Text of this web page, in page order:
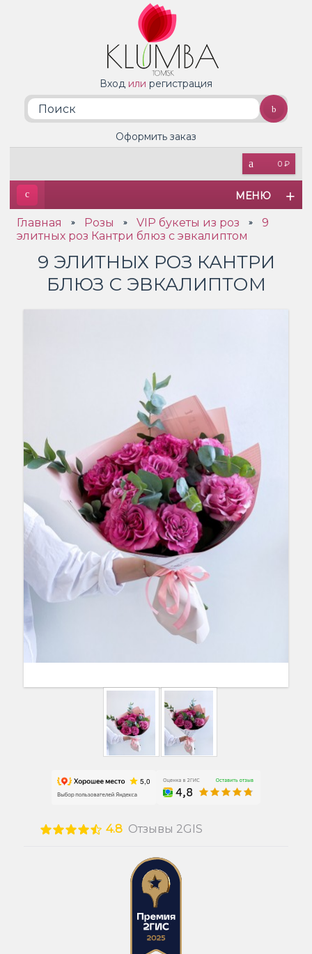
Вход или регистрация
0 ₽
Оформить заказ
МЕНЮ
Главная » Розы » VIP букеты из роз »
9
элитных роз Кантри блюз с эвкалиптом
9 ЭЛИТНЫХ РОЗ КАНТРИ
БЛЮЗ С ЭВКАЛИПТОМ
4.8 Отзывы 2GIS